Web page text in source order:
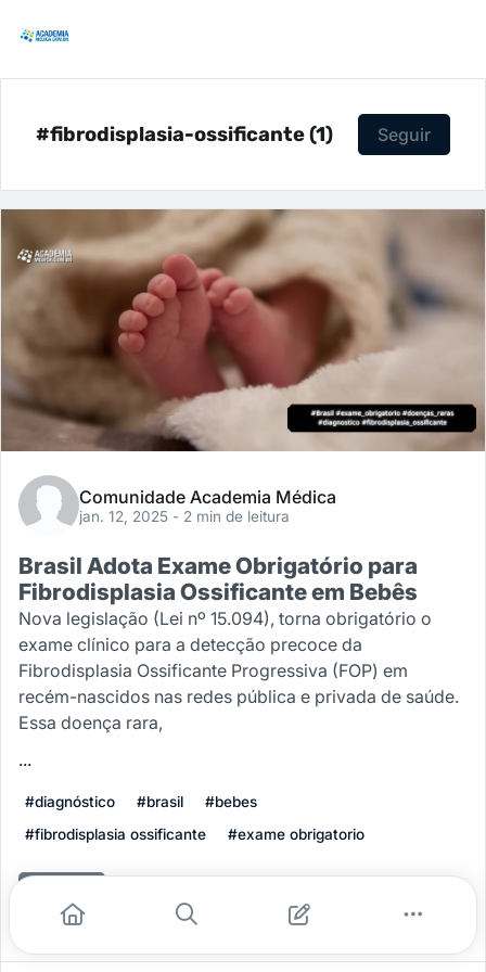
#fibrodisplasia-ossificante (1) Seguir
Comunidade Academia Médica
jan. 12, 2025 - 2 min de leitura
Brasil Adota Exame Obrigatório para
Fibrodisplasia Ossificante em Bebês
Nova legislação (Lei nº 15.094), torna obrigatório o
exame clínico para a detecção precoce da
Fibrodisplasia Ossificante Progressiva (FOP) em
recém-nascidos nas redes pública e privada de saúde.
Essa doença rara,
...
#diagnóstico #brasil
#bebes
#fibrodisplasia ossificante
#exame obrigatorio
Leia mais